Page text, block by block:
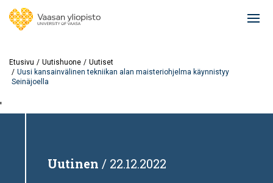
Etusivu Uutishuone
Uutiset
Uusi kansainvälinen tekniikan alan maisteriohjelma käynnistyy
Seinäjoella
'
Uutinen 22.12.2022